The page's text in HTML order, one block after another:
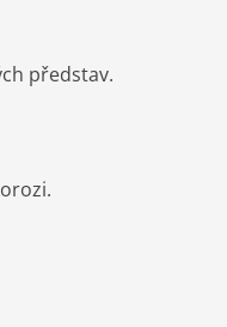
představ.